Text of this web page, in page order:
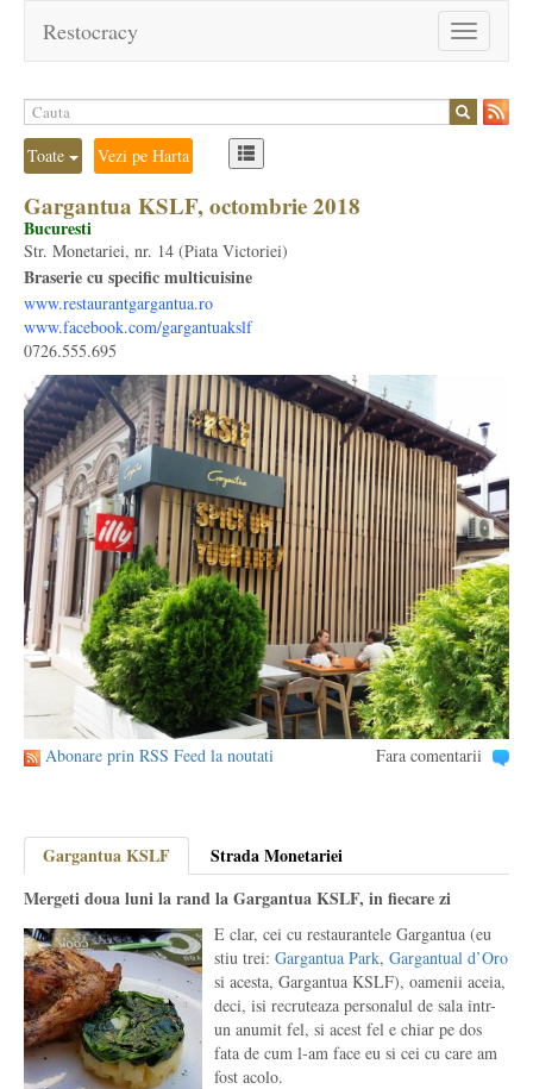
Toggle
navigation
Restocracy
Toate Vezi pe Harta
Gargantua KSLF, octombrie 2018
Bucuresti
Str. Monetariei, nr. 14 (Piata Victoriei)
Braserie cu specific multicuisine
www.restaurantgargantua.ro
www.facebook.com/gargantuakslf
0726.555.695
Abonare prin RSS Feed la noutati Fara comentarii
Gargantua KSLF
Strada Monetariei
Mergeti doua luni la rand la Gargantua KSLF, in fiecare zi
E clar, cei cu restaurantele Gargantua (eu
stiu trei: Gargantua Park, Gargantual d’Oro
si acesta, Gargantua KSLF), oamenii aceia,
deci, isi recruteaza personalul de sala intr-
un anumit fel, si acest fel e chiar pe dos
fata de cum l-am face eu si cei cu care am
fost acolo.